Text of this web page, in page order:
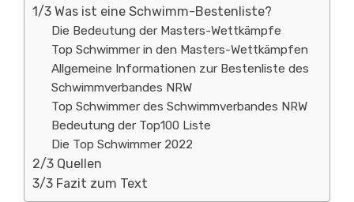
1/3 Was ist eine Schwimm-Bestenliste?
Die Bedeutung der Masters-Wettkämpfe
Top Schwimmer in den Masters-Wettkämpfen
Allgemeine Informationen zur Bestenliste des
Schwimmverbandes NRW
Top Schwimmer des Schwimmverbandes NRW
Bedeutung der Top100 Liste
Die Top Schwimmer 2022
2/3 Quellen
3/3 Fazit zum Text